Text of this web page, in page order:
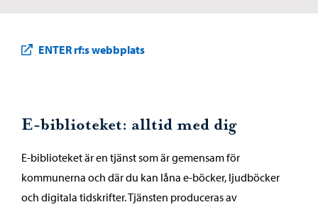
ENTER rf:s webbplats
E-biblioteket: alltid med dig
E-biblioteket är en tjänst som är gemensam för
kommunerna och där du kan låna e-böcker, ljudböcker
och digitala tidskrifter. Tjänsten produceras av